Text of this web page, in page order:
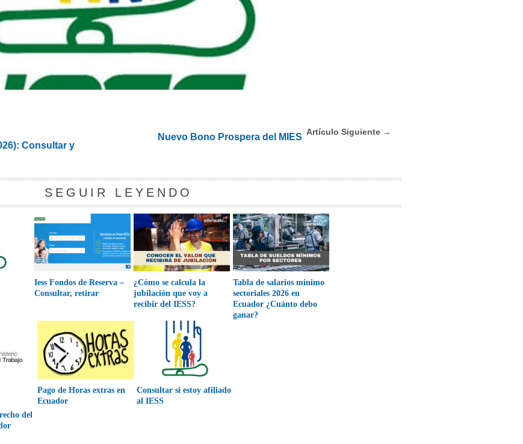
Consultar y
Artículo Siguiente →
Nuevo Bono Prospera del MIES
SEGUIR LEYENDO
Iess Fondos de Reserva –
Consultar, retirar
¿Cómo se calcula la
jubilación que voy a
recibir del IESS?
Tabla de salarios mínimo
sectoriales 2026 en
Ecuador ¿Cuánto debo
ganar?
del
Pago de Horas extras en
Ecuador
Consultar si estoy afiliado
al IESS